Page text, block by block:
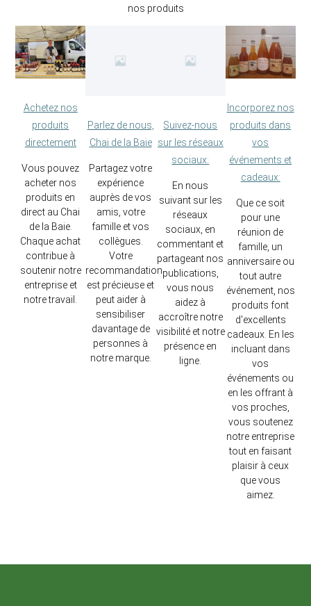
nos produits
Achetez nos
produits
directement
Vous pouvez
acheter nos
produits en
direct au Chai
de la Baie.
Chaque achat
contribue à
soutenir notre
entreprise et
notre travail.
Parlez de nous,
Chai de la Baie
Partagez votre
expérience
auprès de vos
amis, votre
famille et vos
collègues.
Votre
recommandation
est précieuse et
peut aider à
sensibiliser
davantage de
personnes à
notre marque.
Suivez-nous
sur les réseaux
sociaux:
En nous
suivant sur les
réseaux
sociaux, en
commentant et
partageant nos
publications,
vous nous
aidez à
accroître notre
visibilité et notre
présence en
ligne.
Incorporez nos
produits dans
vos
événements et
cadeaux:
Que ce soit
pour une
réunion de
famille, un
anniversaire ou
tout autre
événement, nos
produits font
d'excellents
cadeaux. En les
incluant dans
vos
événements ou
en les offrant à
vos proches,
vous soutenez
notre entreprise
tout en faisant
plaisir à ceux
que vous
aimez.